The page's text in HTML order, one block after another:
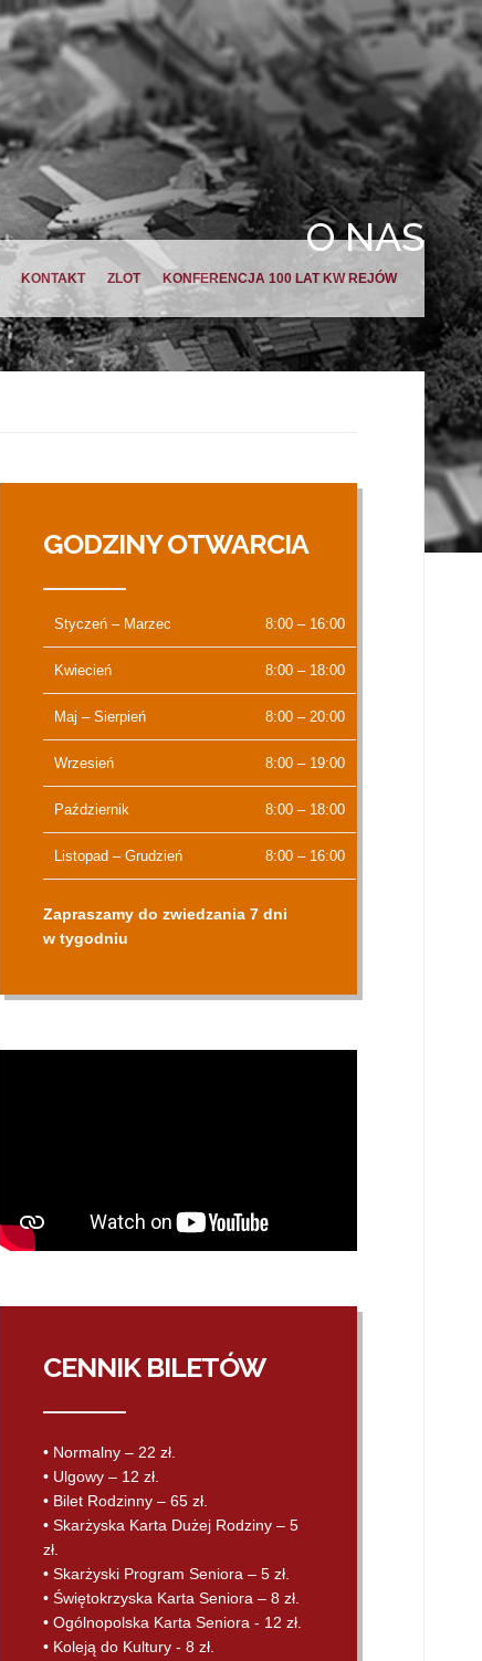
KONTAKT ZLOT KONFERENCJA 100 LAT KW REJÓW
O NAS
GODZINY OTWARCIA
Styczeń – Marzec 8:00 – 16:00
Kwiecień 8:00 – 18:00
Maj – Sierpień 8:00 – 20:00
Wrzesień 8:00 – 19:00
Październik 8:00 – 18:00
Listopad – Grudzień 8:00 – 16:00
Zapraszamy do zwiedzania 7 dni
w tygodniu
CENNIK BILETÓW
• Normalny – 22 zł.
• Ulgowy – 12 zł.
• Bilet Rodzinny – 65 zł.
• Skarżyska Karta Dużej Rodziny – 5
zł.
• Skarżyski Program Seniora – 5 zł.
• Świętokrzyska Karta Seniora – 8 zł.
• Ogólnopolska Karta Seniora - 12 zł.
• Koleją do Kultury - 8 zł.